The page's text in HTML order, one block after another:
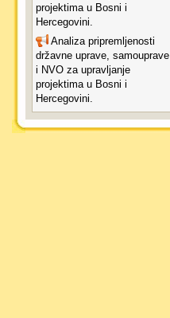
projektima u Bosni i
Hercegovini.
Analiza pripremljenosti
državne uprave, samouprave
i NVO za upravljanje
projektima u Bosni i
Hercegovini.